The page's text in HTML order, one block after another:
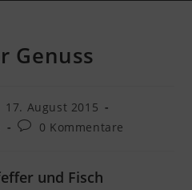
Genuss
17. August 2015
0 Kommentare
und Fisch